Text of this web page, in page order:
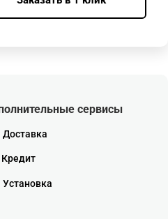
сервисы
Доставка
Кредит
Установка